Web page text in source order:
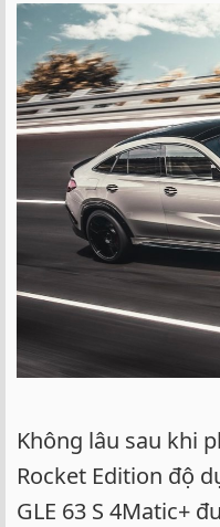
a
e
r
e
Không lâu sau khi
Rocket Edition độ
GLE 63 S 4Matic+